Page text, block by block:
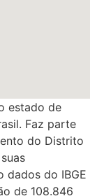
estado de
Faz parte
do Distrito
dados do IBGE
de 108.846